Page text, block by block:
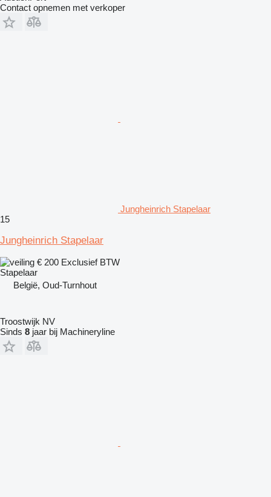
Contact opnemen met verkoper
Jungheinrich Stapelaar
15
Jungheinrich Stapelaar
€ 200 Exclusief BTW
Stapelaar
België, Oud-Turnhout
Troostwijk NV
Sinds 8 jaar bij Machineryline